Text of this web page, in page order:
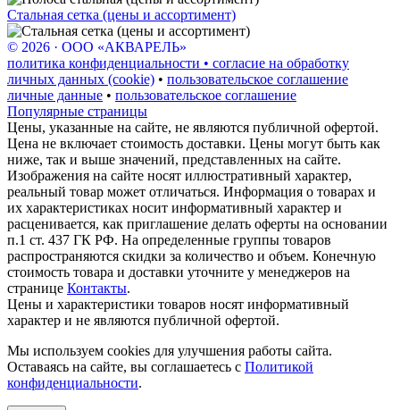
Стальная сетка (цены и ассортимент)
© 2026 · ООО «АКВАРЕЛЬ»
политика конфиденциальности • согласие на обработку
личных данных (cookie) • пользовательское соглашение
личные данные • пользовательское соглашение
Популярные страницы
Цены, указанные на сайте, не являются публичной офертой.
Цена не включает стоимость доставки. Цены могут быть как
ниже, так и выше значений, представленных на сайте.
Изображения на сайте носят иллюстративный характер,
реальный товар может отличаться. Информация о товарах и
их характеристиках носит информативный характер и
расценивается, как приглашение делать оферты на основании
п.1 ст. 437 ГК РФ. На определенные группы товаров
распространяются скидки за количество и объем. Конечную
стоимость товара и доставки уточните у менеджеров на
странице Контакты.
Цены и характеристики товаров носят информативный
характер и не являются публичной офертой.
Мы используем cookies для улучшения работы сайта.
Оставаясь на сайте, вы соглашаетесь с Политикой
конфиденциальности.